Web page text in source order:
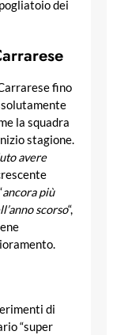
dei
fino
la squadra
stagione.
avere
ancora più
scorso“,
di
“super